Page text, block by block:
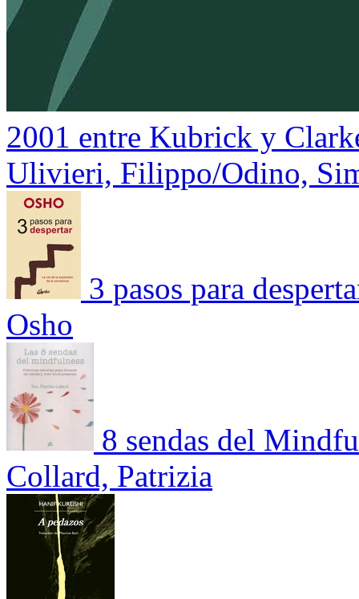
2001 entre Kubrick y
Ulivieri, Filippo/Odino,
3 pasos para
Osho
8 sendas del
Collard, Patrizia